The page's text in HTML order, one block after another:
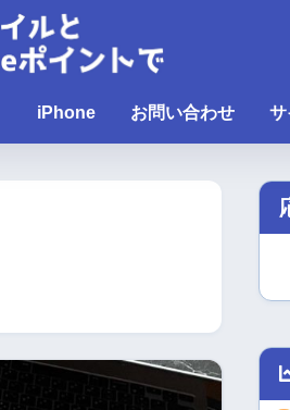
iPhone お問い合わせ サ